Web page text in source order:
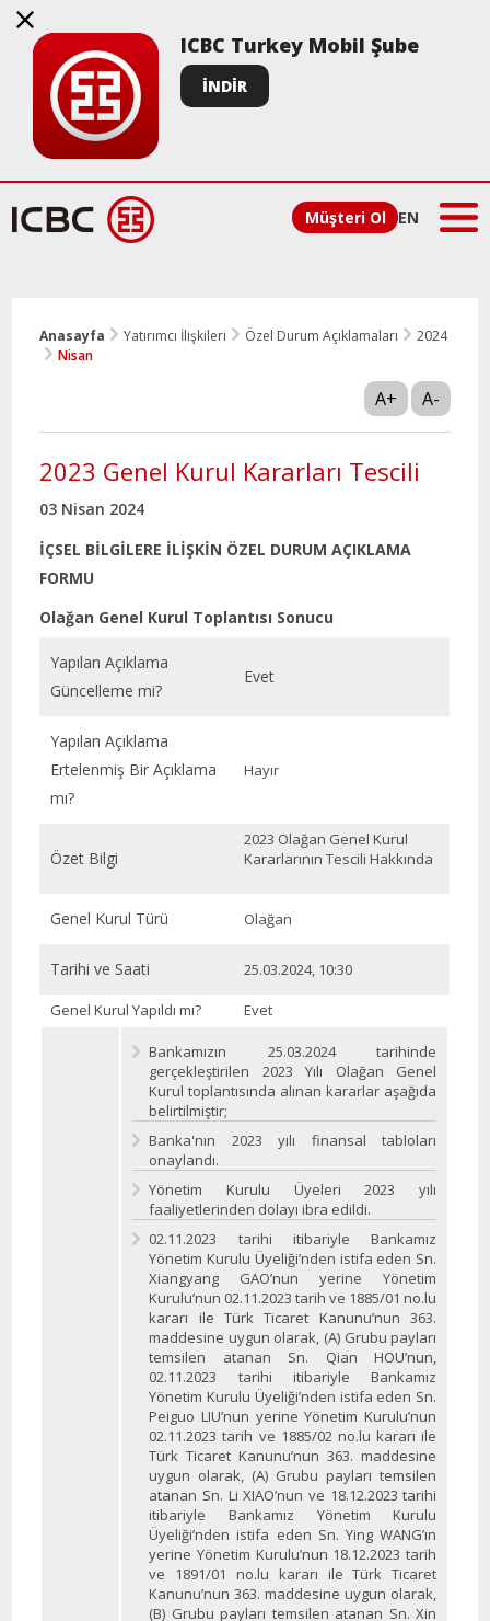
ICBC Turkey Mobil Şube
İNDİR
Müşteri Ol EN
Anasayfa Yatırımcı İlişkileri Özel Durum Açıklamaları
2024
Nisan
A+ A-
2023 Genel Kurul Kararları Tescili
03 Nisan 2024
İÇSEL BİLGİLERE İLİŞKİN ÖZEL DURUM AÇIKLAMA
FORMU
Olağan Genel Kurul Toplantısı Sonucu
Yapılan Açıklama
Güncelleme mi?
Evet
Yapılan Açıklama
Ertelenmiş Bir Açıklama
mı?
Hayır
Özet Bilgi
2023 Olağan Genel Kurul
Kararlarının Tescili Hakkında
Genel Kurul Türü Olağan
Tarihi ve Saati 25.03.2024, 10:30
Genel Kurul Yapıldı mı? Evet
Bankamızın 25.03.2024 tarihinde
gerçekleştirilen 2023 Yılı Olağan Genel
Kurul toplantısında alınan kararlar aşağıda
belirtilmiştir;
Banka'nın 2023 yılı finansal tabloları
onaylandı.
Yönetim Kurulu Üyeleri 2023 yılı
faaliyetlerinden dolayı ibra edildi.
02.11.2023 tarihi itibariyle Bankamız
Yönetim Kurulu Üyeliği’nden istifa eden Sn.
Xiangyang GAO’nun yerine Yönetim
Kurulu’nun 02.11.2023 tarih ve 1885/01 no.lu
kararı ile Türk Ticaret Kanunu’nun 363.
maddesine uygun olarak, (A) Grubu payları
temsilen atanan Sn. Qian HOU’nun,
02.11.2023 tarihi itibariyle Bankamız
Yönetim Kurulu Üyeliği’nden istifa eden Sn.
Peiguo LIU’nun yerine Yönetim Kurulu’nun
02.11.2023 tarih ve 1885/02 no.lu kararı ile
Türk Ticaret Kanunu’nun 363. maddesine
uygun olarak, (A) Grubu payları temsilen
atanan Sn. Li XIAO’nun ve 18.12.2023 tarihi
itibariyle Bankamız Yönetim Kurulu
Üyeliği’nden istifa eden Sn. Ying WANG’ın
yerine Yönetim Kurulu’nun 18.12.2023 tarih
ve 1891/01 no.lu kararı ile Türk Ticaret
Kanunu’nun 363. maddesine uygun olarak,
(B) Grubu payları temsilen atanan Sn. Xin